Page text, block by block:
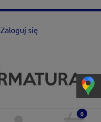
Zaloguj się